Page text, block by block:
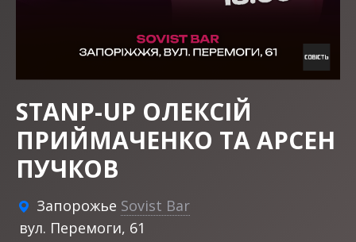
STANP-UP ОЛЕКСІЙ
ПРИЙМАЧЕНКО ТА АРСЕН
ПУЧКОВ
Запорожье Sovist Bar
вул. Перемоги, 61